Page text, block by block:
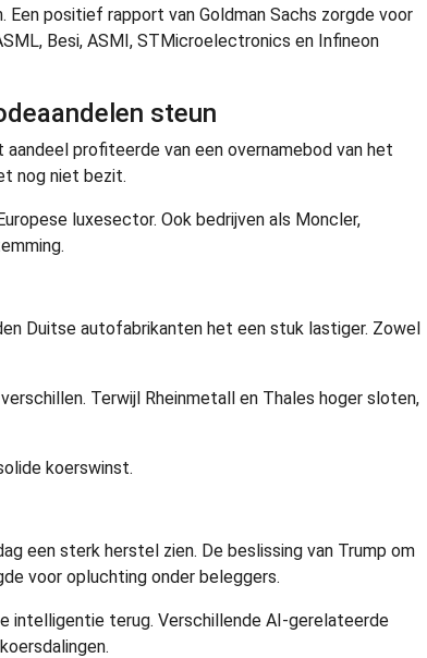
positief rapport van Goldman Sachs zorgde voor
Besi, ASMI, STMicroelectronics en Infineon
steun
profiteerde van een overnamebod van het
nog niet bezit.
luxesector. Ook bedrijven als Moncler,
Duitse autofabrikanten het een stuk lastiger. Zowel
Terwijl Rheinmetall en Thales hoger sloten,
koerswinst.
een sterk herstel zien. De beslissing van Trump om
voor opluchting onder beleggers.
intelligentie terug. Verschillende AI-gerelateerde